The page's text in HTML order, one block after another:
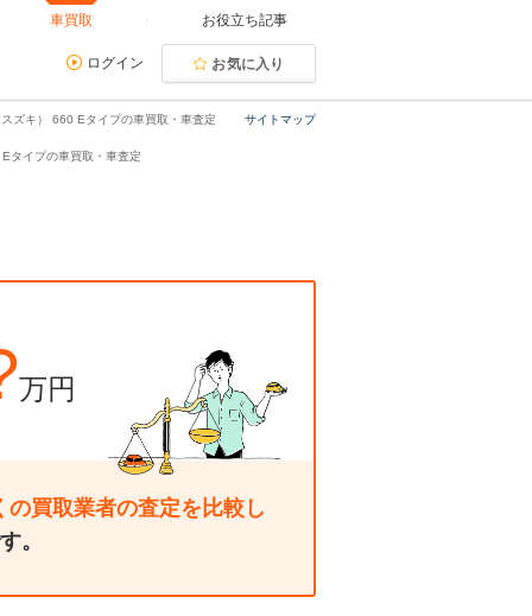
車買取 お役立ち記事
ログイン お気に入り
サイトマップ
ズキ） 660 Eタイプの車買取・車査定
タイプの車買取・車査定
万円
の買取業者の査定を比較し
。